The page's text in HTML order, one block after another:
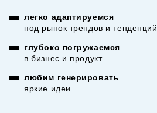
легко адаптируемся
под рынок трендов и тенденций
глубоко погружаемся
в бизнес и продукт
любим генерировать
яркие идеи